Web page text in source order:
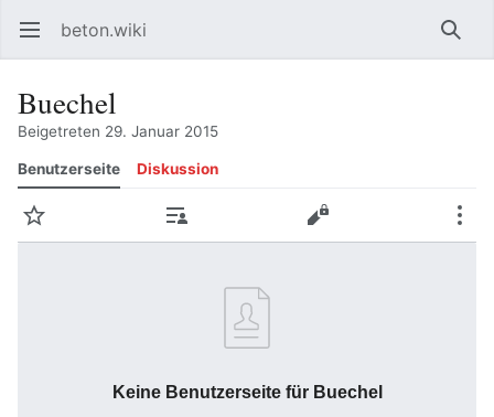
Hauptmenü öffnen beton.wiki
Buechel
Beigetreten 29. Januar 2015
Benutzerseite Diskussion
Beobachten Beiträge Bearbeiten
Keine Benutzerseite für Buechel